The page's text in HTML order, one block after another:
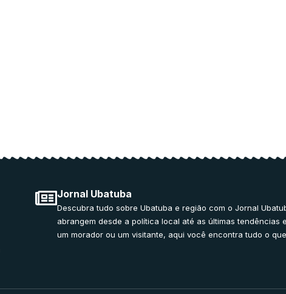
Jornal Ubatuba
Descubra tudo sobre Ubatuba e região com o Jornal
abrangem desde a política local até as últimas tendências
um morador ou um visitante, aqui você encontra tudo o